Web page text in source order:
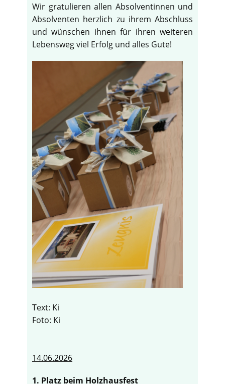
Wir gratulieren allen Absolventinnen und
Absolventen herzlich zu ihrem Abschluss
und wünschen ihnen für ihren weiteren
Lebensweg viel Erfolg und alles Gute!
Text: Ki
Foto: Ki
14.06.2026
1. Platz beim Holzhausfest